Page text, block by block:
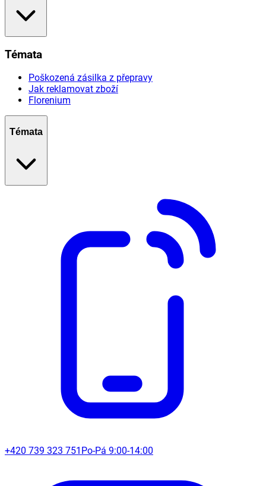
Témata
Poškozená zásilka z přepravy
Jak reklamovat zboží
Florenium
Témata
+420 739 323 751 Po-Pá 9:00-14:00